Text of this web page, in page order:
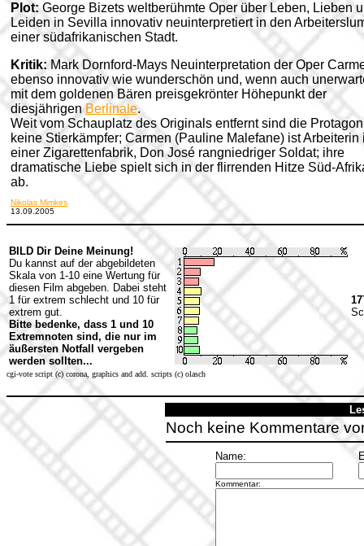
Plot: George Bizets weltberühmte Oper über Leben, Lieben
Leiden in Sevilla innovativ neuinterpretiert in den
einer südafrikanischen Stadt.
Kritik: Mark Dornford-Mays Neuinterpretation der Oper
ebenso innovativ wie wunderschön und, wenn auch
mit dem goldenen Bären preisgekrönter Höhepunkt der
diesjährigenBerlinale.
Weit vom Schauplatz des Originals entfernt sind die
keine Stierkämpfer; Carmen (Pauline Malefane) ist Arbeiterin
einer Zigarettenfabrik, Don José rangniedriger Soldat; ihre
dramatische Liebe spielt sich in der flirrenden Hitze Süd-
ab.
Nikolas Mimkes
13.09.2005
BILD Dir Deine Meinung!
Du kannst auf der abgebildeten
Skala von 1-10 eine Wertung für
diesen Film abgeben. Dabei steht
1 für extrem schlecht und 10 für
extrem gut.
Bitte bedenke, dass 1 und 10
Extremnoten sind, die nur im
äußersten Notfall vergeben
werden sollten...
cgi-vote script (c) corona, graphics and add. scripts (c) olasch
Noch keine Kommentare
Name:
Kommentar: